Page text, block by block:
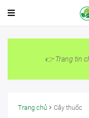
👉 Trang tin
Trang chủ Cây thuốc